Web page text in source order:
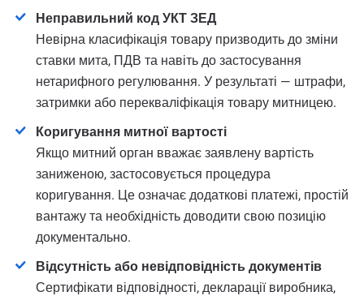
Неправильний код УКТ ЗЕД
Невірна класифікація товару призводить до зміни
ставки мита, ПДВ та навіть до застосування
нетарифного регулювання. У результаті — штрафи,
затримки або перекваліфікація товару митницею.
Коригування митної вартості
Якщо митний орган вважає заявлену вартість
заниженою, застосовується процедура
коригування. Це означає додаткові платежі, простій
вантажу та необхідність доводити свою позицію
документально.
Відсутність або невідповідність документів
Сертифікати відповідності, декларації виробника,